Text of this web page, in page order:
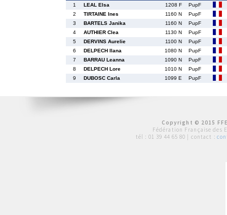
1
LEAL Elsa 1208 F
PupF
2
TIRTAINE Ines 1160 N
PupF
3
BARTELS Janika 1160 N
PupF
4
AUTHIER Clea 1130 N
PupF
5
DERVINS Aurelie 1100 N
PupF
6
DELPECH Ilana 1080 N
PupF
7
BARRAU Leanna 1090 N
PupF
8
DELPECH Lore 1010 N
PupF
9
DUBOSC Carla 1099 E PupF
Copyright © 2015
Fédération Française des
tél : 01 39 44 65 80 | contact :